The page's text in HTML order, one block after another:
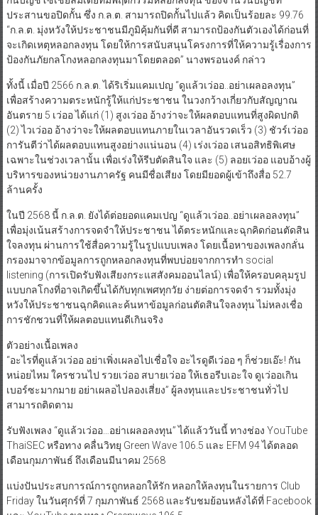
ประสานขอปิดกั้น ซึ่ง ก.ล.ต. สามารถปิดกั้นไปแล้ว คิดเป็นร้อยละ 99.76
“ก.ล.ต. มุ่งหวังให้ประชาชนมีภูมิคุ้มกันที่ดี สามารถป้องกันตัวเองได้ก่อนที่
จะเกิดเหตุหลอกลงทุน โดยให้การสนับสนุนโครงการที่ให้ความรู้เรื่องการ
ป้องกันภัยกลโกงหลอกลงทุนมาโดยตลอด” นางพรอนงค์ กล่าว
ทั้งนี้ เมื่อปี 2566 ก.ล.ต. ได้ริเริ่มแคมเปญ “ดูแล้วเว่ออ..อย่าเผลอลงทุน”
เพื่อสร้างความตระหนักรู้ให้แก่ประชาชน ในวงกว้างเกี่ยวกับสัญญาณ
อันตราย 5 เว่ออ ได้แก่ (1) สูงเว่ออ อ้างว่าจะให้ผลตอบแทนที่สูงผิดปกติ
(2) ไวเว่ออ อ้างว่าจะให้ผลตอบแทนภายในเวลาอันรวดเร็ว (3) ชัวร์เว่ออ
การันตีว่าได้ผลตอบแทนสูงอย่างแน่นอน (4) เร่งเว่ออ เสนอสิทธิพิเศษ
เฉพาะในช่วงเวลานั้น เพื่อเร่งให้รีบตัดสินใจ และ (5) ลอยเว่ออ แอบอ้างผู้
บริหารของหน่วยงานภาครัฐ คนมีชื่อเสียง โดยมียอดผู้เข้าถึงสื่อ 52.7
ล้านครั้ง
ในปี 2568 นี้ ก.ล.ต. ยังได้ต่อยอดแคมเปญ “ดูแล้วเว่ออ..อย่าเผลอลงทุน”
เพื่อมุ่งเน้นสร้างการจดจำให้ประชาชน ได้ตระหนักและฉุกคิดก่อนตัดสิน
ใจลงทุน ผ่านการใช้สื่อความรู้ในรูปแบบเพลง โดยเนื้อหาของเพลงกลั่น
กรองมาจากข้อมูลการถูกหลอกลงทุนที่พบบ่อยจากการทำ social
listening (การเปิดรับฟังเสียงกระแสสังคมออนไลน์) เพื่อให้ครอบคลุมรูป
แบบกลโกงที่อาจเกิดขึ้นได้กับทุกเพศทุกวัย ง่ายต่อการจดจำ รวมทั้งมุ่ง
หวังให้ประชาชนฉุกคิดและค้นหาข้อมูลก่อนตัดสินใจลงทุน ไม่หลงเชื่อ
การชักชวนที่ให้ผลตอบแทนดีเกินจริง
ตัวอย่างเนื้อเพลง
“อะไรที่ดูแล้วเว่ออ อย่าเพิ่งเผลอไปเชื่อใจ อะไรดูดีเว่ออ ๆ ก็ช่วยเอ๊ะ! กัน
หน่อยไหม ใครชวนไป รวยเว่ออ สบายเว่ออ ให้เธอรีบเอะใจ ดูเว่ออเกิน
เบอร์ซะมากมาย อย่าเผลอไปลองเสี่ยง” ผู้ลงทุนและประชาชนทั่วไป
สามารถติดตาม
รับฟังเพลง “ดูแล้วเว่ออ…อย่าเผลอลงทุน” ได้แล้ววันนี้ ทางช่อง YouTube
ThaiSEC หรือทาง คลื่นวิทยุ Green Wave 106.5 และ EFM 94 ได้ตลอด
เดือนกุมภาพันธ์ ถึงเดือนมีนาคม 2568
แบ่งปันประสบการณ์การถูกหลอกให้รัก หลอกให้ลงทุนในรายการ Club
Friday ในวันศุกร์ที่ 7 กุมภาพันธ์ 2568 และรับชมย้อนหลังได้ที่ Facebook